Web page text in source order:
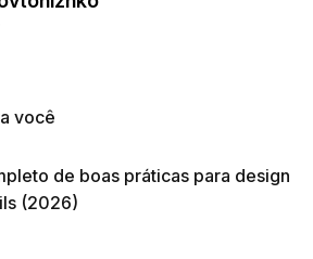
você
de boas práticas para design
(2026)